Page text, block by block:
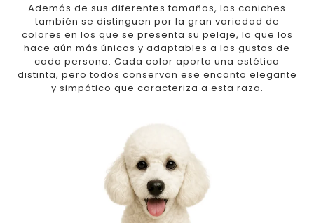
Además de sus diferentes tamaños, los caniches
también se distinguen por la gran variedad de
colores en los que se presenta su pelaje, lo que los
hace aún más únicos y adaptables a los gustos de
cada persona. Cada color aporta una estética
distinta, pero todos conservan ese encanto elegante
y simpático que caracteriza a esta raza.